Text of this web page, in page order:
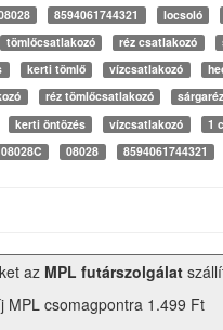
8594061744321 locsoló
tömlőcsatlakozó réz csatlakozó
kerti tömlő vízcsatlakozó
réz tömlőcsatlakozó
kerti öntözés vízcsatlakozó 1
08028C 08028 8594061744321
az MPL futárszolgálat
MPL csomagpontra 1.499 Ft